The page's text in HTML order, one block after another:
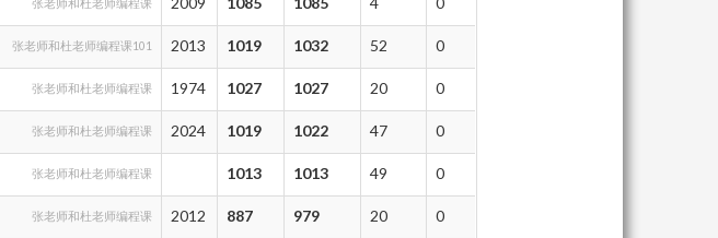
张老师和杜老师编程课
张老师和杜老师编程课101 2013 1019 1032 52 0
张老师和杜老师编程课 1974 1027 1027 20 0
张老师和杜老师编程课 2024 1019 1022 47 0
张老师和杜老师编程课 1013 1013 49 0
张老师和杜老师编程课 2012 887 979 20 0